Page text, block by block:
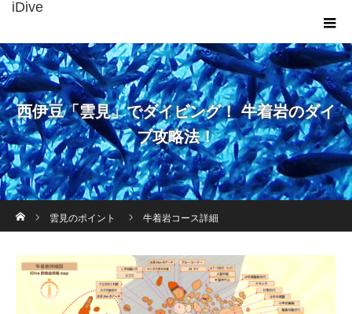
iDive
西伊豆「雲見」でダイビング！ 牛着岩のダイ
ブ攻略法！
雲見のポイント
牛着岩コース詳細